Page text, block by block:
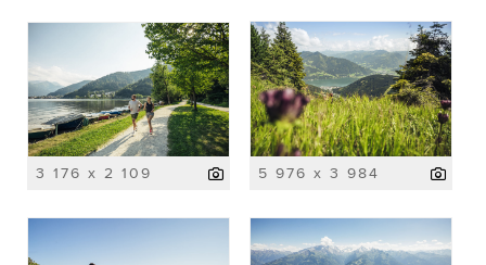
3 176 x 2 109 5 976 x 3 984